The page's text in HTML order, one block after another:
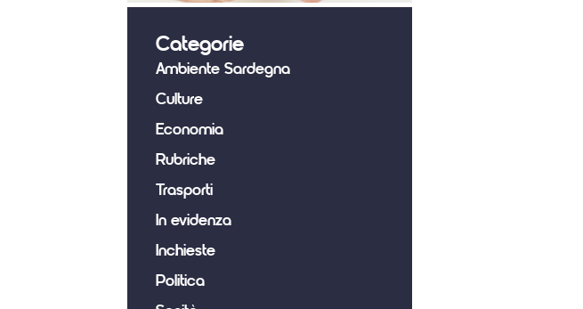
Categorie
Ambiente Sardegna
Culture
Economia
Rubriche
Trasporti
In evidenza
Inchieste
Politica